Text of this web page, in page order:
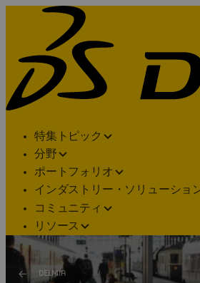
特集トピック
分野
ポートフォリオ
インダストリー・ソリューショ
コミュニティ
リソース
DELMIA